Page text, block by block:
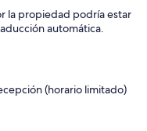
la propiedad podría estar
automática.
(horario limitado)